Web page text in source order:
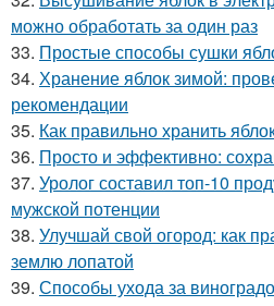
можно обработать за один раз
33. Простые способы сушки
34. Хранение яблок зимой:
рекомендации
35. Как правильно хранить
36. Просто и эффективно:
37. Уролог составил топ-10
мужской потенции
38. Улучшай свой огород: как
землю лопатой
39. Способы ухода за